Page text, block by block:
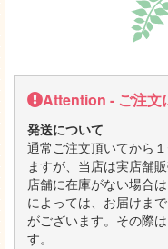
Attention - ご注文
発送について
通常ご注文頂いてから
ますが、当店は実店舗
店舗に在庫がない場合
によっては、お届けま
がございます。その際
す。